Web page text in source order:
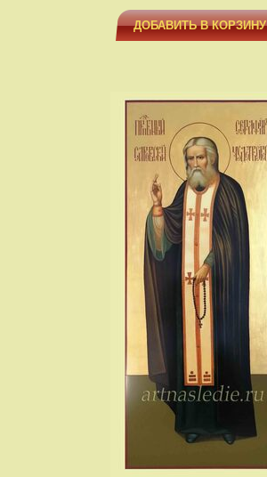
ДОБАВИТЬ В КОРЗИНУ